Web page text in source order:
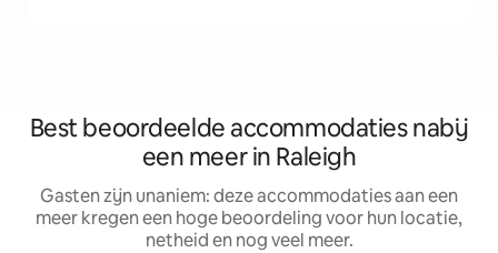
Best beoordeelde accommodaties nabij
een meer in Raleigh
Gasten zijn unaniem: deze accommodaties aan een
meer kregen een hoge beoordeling voor hun locatie,
netheid en nog veel meer.